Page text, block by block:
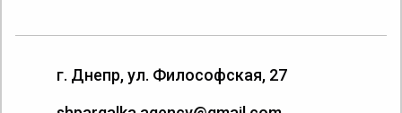
г. Днепр, ул. Философская, 27